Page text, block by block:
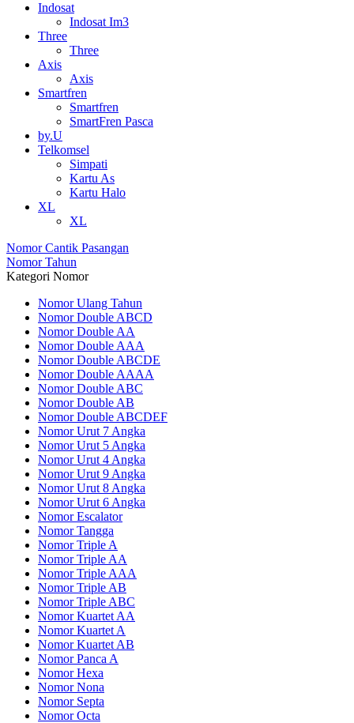
Indosat
Indosat Im3
Three
Three
Axis
Axis
Smartfren
Smartfren
SmartFren Pasca
by.U
Telkomsel
Simpati
Kartu As
Kartu Halo
XL
XL
Nomor Cantik Pasangan
Nomor Tahun
Kategori Nomor
Nomor Ulang Tahun
Nomor Double ABCD
Nomor Double AA
Nomor Double AAA
Nomor Double ABCDE
Nomor Double AAAA
Nomor Double ABC
Nomor Double AB
Nomor Double ABCDEF
Nomor Urut 7 Angka
Nomor Urut 5 Angka
Nomor Urut 4 Angka
Nomor Urut 9 Angka
Nomor Urut 8 Angka
Nomor Urut 6 Angka
Nomor Escalator
Nomor Tangga
Nomor Triple A
Nomor Triple AA
Nomor Triple AAA
Nomor Triple AB
Nomor Triple ABC
Nomor Kuartet AA
Nomor Kuartet A
Nomor Kuartet AB
Nomor Panca A
Nomor Hexa
Nomor Nona
Nomor Septa
Nomor Octa